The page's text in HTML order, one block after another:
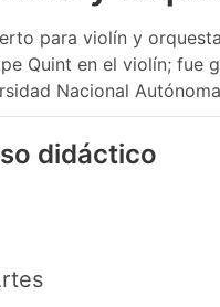
para violín y
Quint en el violín;
Nacional
didáctico